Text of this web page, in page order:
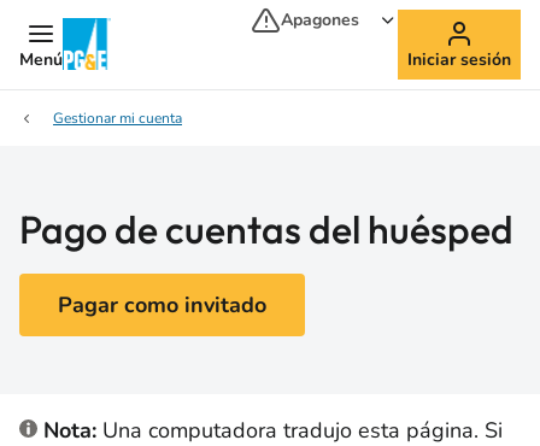
Menú
Apagones
Iniciar sesión
Gestionar mi cuenta
Pago de cuentas del huésped
Pagar como invitado
Nota: Una computadora tradujo esta página. Si